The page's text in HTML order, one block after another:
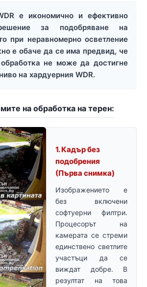
е икономично и ефективно
за подобряване на
при неравномерно осветление
е обаче да се има предвид, че
не може да достигне
на хардуерния WDR.
на обработка на терен:
1. Кадър без
подобрения
(Първа снимка)
Изображението е
без включени
софтуерни филтри.
Процесорът на
камерата се стреми
единствено светлите
участъци да се
виждат добре. В
резултат на това